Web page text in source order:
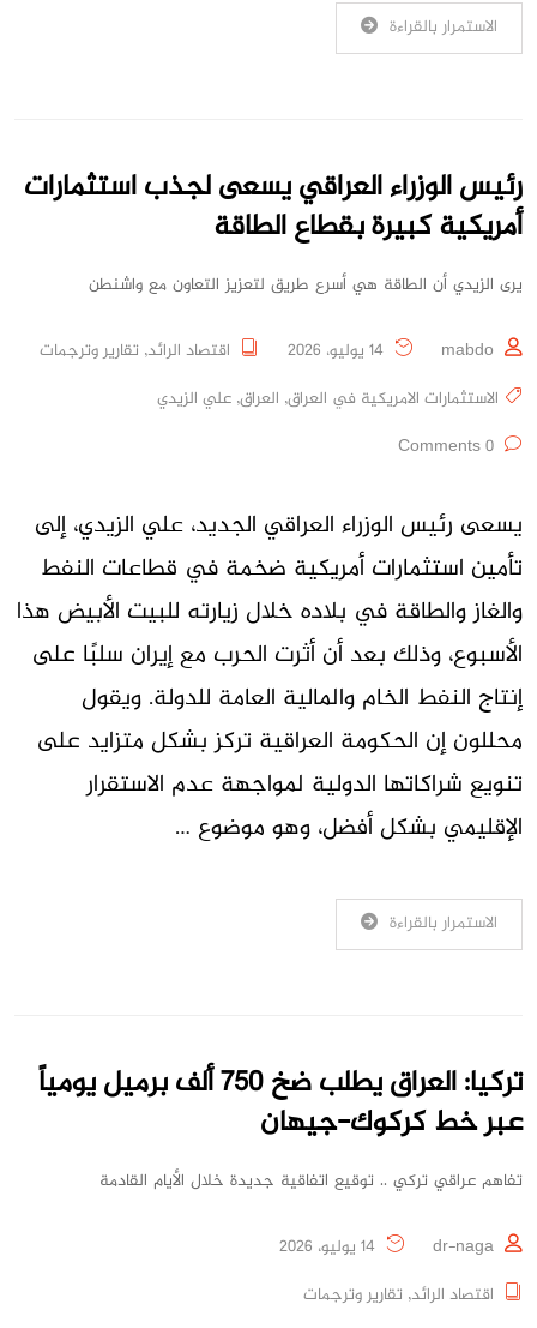
الاستمرار بالقراءة
رئيس الوزراء العراقي يسعى لجذب استثمارات
أمريكية كبيرة بقطاع الطاقة
يرى الزيدي أن الطاقة هي أسرع طريق لتعزيز التعاون مع واشنطن
mabdo اقتصاد الرائد, تقارير وترجمات
الاستثمارات الامريكية في العراق, العراق, علي الزيدي
يسعى رئيس الوزراء العراقي الجديد، علي الزيدي، إلى
تأمين استثمارات أمريكية ضخمة في قطاعات النفط
والغاز والطاقة في بلاده خلال زيارته للبيت الأبيض هذا
الأسبوع، وذلك بعد أن أثرت الحرب مع إيران سلبًا على
إنتاج النفط الخام والمالية العامة للدولة. ويقول
محللون إن الحكومة العراقية تركز بشكل متزايد على
تنويع شراكاتها الدولية لمواجهة عدم الاستقرار
الإقليمي بشكل أفضل، وهو موضوع …
الاستمرار بالقراءة
تركيا: العراق يطلب ضخ 750 ألف برميل يومياً
عبر خط كركوك-جيهان
تفاهم عراقي تركي .. توقيع اتفاقية جديدة خلال الأيام القادمة
dr-naga
اقتصاد الرائد, تقارير وترجمات